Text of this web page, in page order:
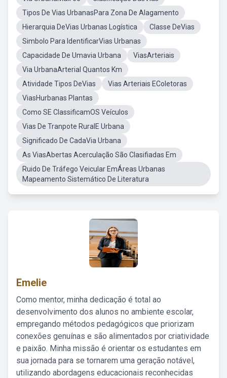
Tipos De Vias UrbanasPara Zona De Alagamento
Hierarquia DeVias Urbanas Logística
Classe DeVias
Simbolo Para IdentificarVias Urbanas
Capacidade De Umavia Urbana
ViasArteriais
Via UrbanaArterial Quantos Km
Atividade Tipos DeVias
Vias Arteriais EColetoras
ViasHurbanas Plantas
Como SE ClassificamOS Veículos
Vias De Tranpote RuralE Urbana
Significado De CadaVia Urbana
As ViasAbertas Acerculação São Clasifiadas Em
Ruido De Tráfego Veicular EmÁreas Urbanas
Mapeamento Sistemático De Literatura
Emelie
Como mentor, minha dedicação é total ao
desenvolvimento dos alunos no ambiente escolar,
empregando métodos pedagógicos que priorizam
conexões genuínas e são alimentados por criatividade
e paixão. Minha missão é orientar os estudantes em
sua jornada para se tornarem uma geração notável,
utilizando abordagens educacionais reconhecidas